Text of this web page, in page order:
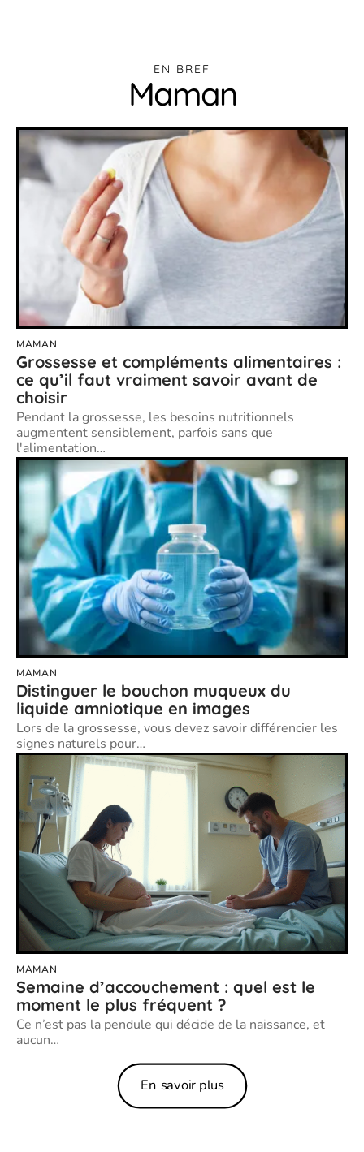
EN BREF
Maman
MAMAN
Grossesse et compléments alimentaires :
ce qu’il faut vraiment savoir avant de
choisir
Pendant la grossesse, les besoins nutritionnels
augmentent sensiblement, parfois sans que
l'alimentation…
MAMAN
Distinguer le bouchon muqueux du
liquide amniotique en images
Lors de la grossesse, vous devez savoir différencier les
signes naturels pour…
MAMAN
Semaine d’accouchement : quel est le
moment le plus fréquent ?
Ce n’est pas la pendule qui décide de la naissance, et
aucun…
En savoir plus